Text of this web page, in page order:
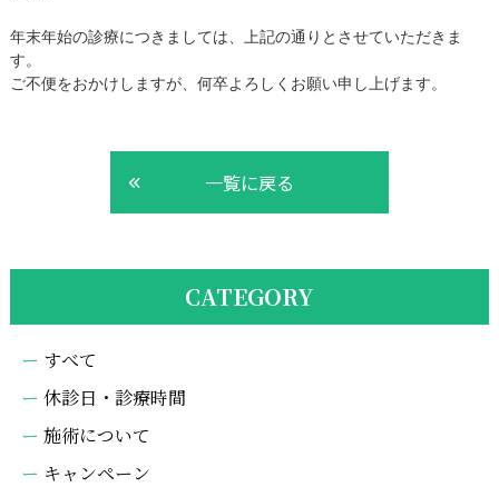
年末年始の診療につきましては、上記の通りとさせていただきま
す。
ご不便をおかけしますが、何卒よろしくお願い申し上げます。
一覧に戻る
CATEGORY
すべて
休診日・診療時間
施術について
キャンペーン